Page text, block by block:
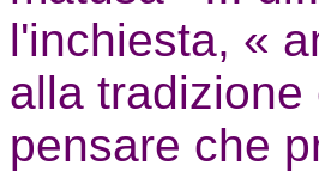
l'inchiesta, «
alla
pensare che